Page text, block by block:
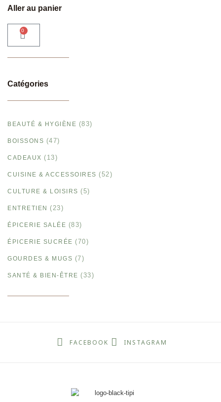
Aller au panier
0
Catégories
BEAUTÉ & HYGIÈNE (83)
BOISSONS (47)
CADEAUX (13)
CUISINE & ACCESSOIRES (52)
CULTURE & LOISIRS (5)
ENTRETIEN (23)
ÉPICERIE SALÉE (83)
ÉPICERIE SUCRÉE (70)
GOURDES & MUGS (7)
SANTÉ & BIEN-ÊTRE (33)
FACEBOOK INSTAGRAM